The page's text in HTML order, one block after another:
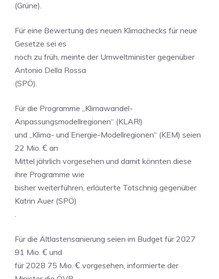
(Grüne).
Für eine Bewertung des neuen Klimachecks für neue
Gesetze sei es
noch zu früh, meinte der Umweltminister gegenüber
Antonio Della Rossa
(SPÖ).
Für die Programme „Klimawandel-
Anpassungsmodellregionen“ (KLAR!)
und „Klima- und Energie-Modellregionen“ (KEM) seien
22 Mio. Ꞓ an
Mittel jährlich vorgesehen und damit könnten diese
ihre Programme wie
bisher weiterführen, erläuterte Totschnig gegenüber
Katrin Auer (SPÖ)
.
Für die Altlastensanierung seien im Budget für 2027
91 Mio. Ꞓ und
für 2028 75 Mio. Ꞓ vorgesehen, informierte der